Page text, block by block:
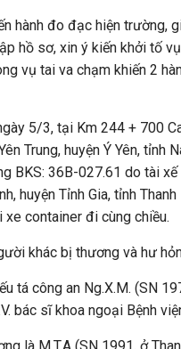
hành đo đạc hiện trường,
hồ sơ, xin ý kiến khởi tố
vụ tai va chạm khiến 2
5/3, tại Km 244 + 700
Trung, huyện Ý Yên, tỉnh
BKS: 36B-027.61 do tài
huyện Tỉnh Gia, tỉnh
container đi cùng chiều.
khác bị thương và hư
tá công an Ng.X.M. (SN
bác sĩ khoa ngoại Bệnh